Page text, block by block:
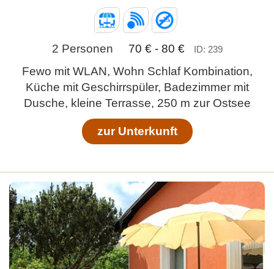
2 Personen 70 € - 80 € ID: 239
Fewo mit WLAN, Wohn Schlaf Kombination,
Küche mit Geschirrspüler, Badezimmer mit
Dusche, kleine Terrasse, 250 m zur Ostsee
zur Unterkunft